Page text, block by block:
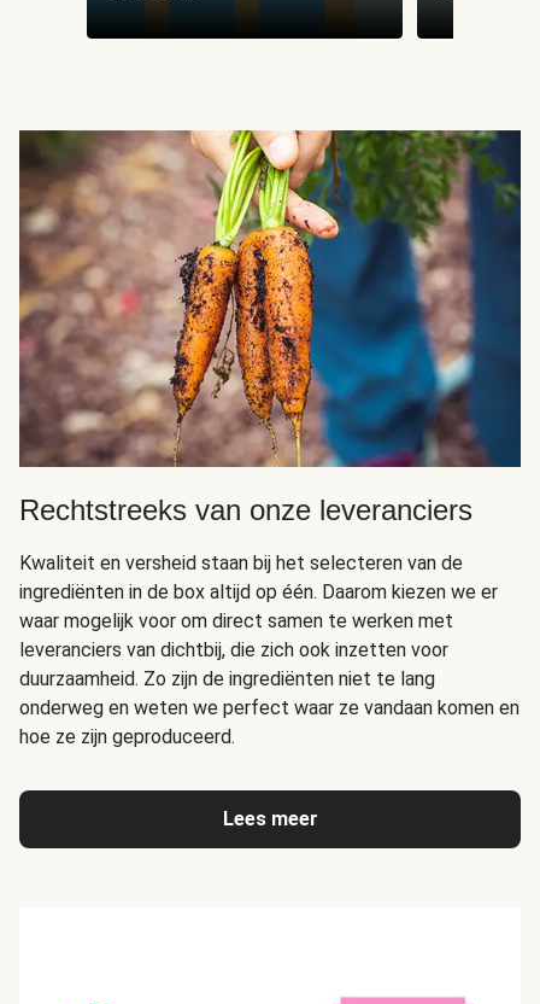
Rechtstreeks van onze leveranciers
Kwaliteit en versheid staan bij het selecteren van de
ingrediënten in de box altijd op één. Daarom kiezen we er
waar mogelijk voor om direct samen te werken met
leveranciers van dichtbij, die zich ook inzetten voor
duurzaamheid. Zo zijn de ingrediënten niet te lang
onderweg en weten we perfect waar ze vandaan komen en
hoe ze zijn geproduceerd.
Lees meer